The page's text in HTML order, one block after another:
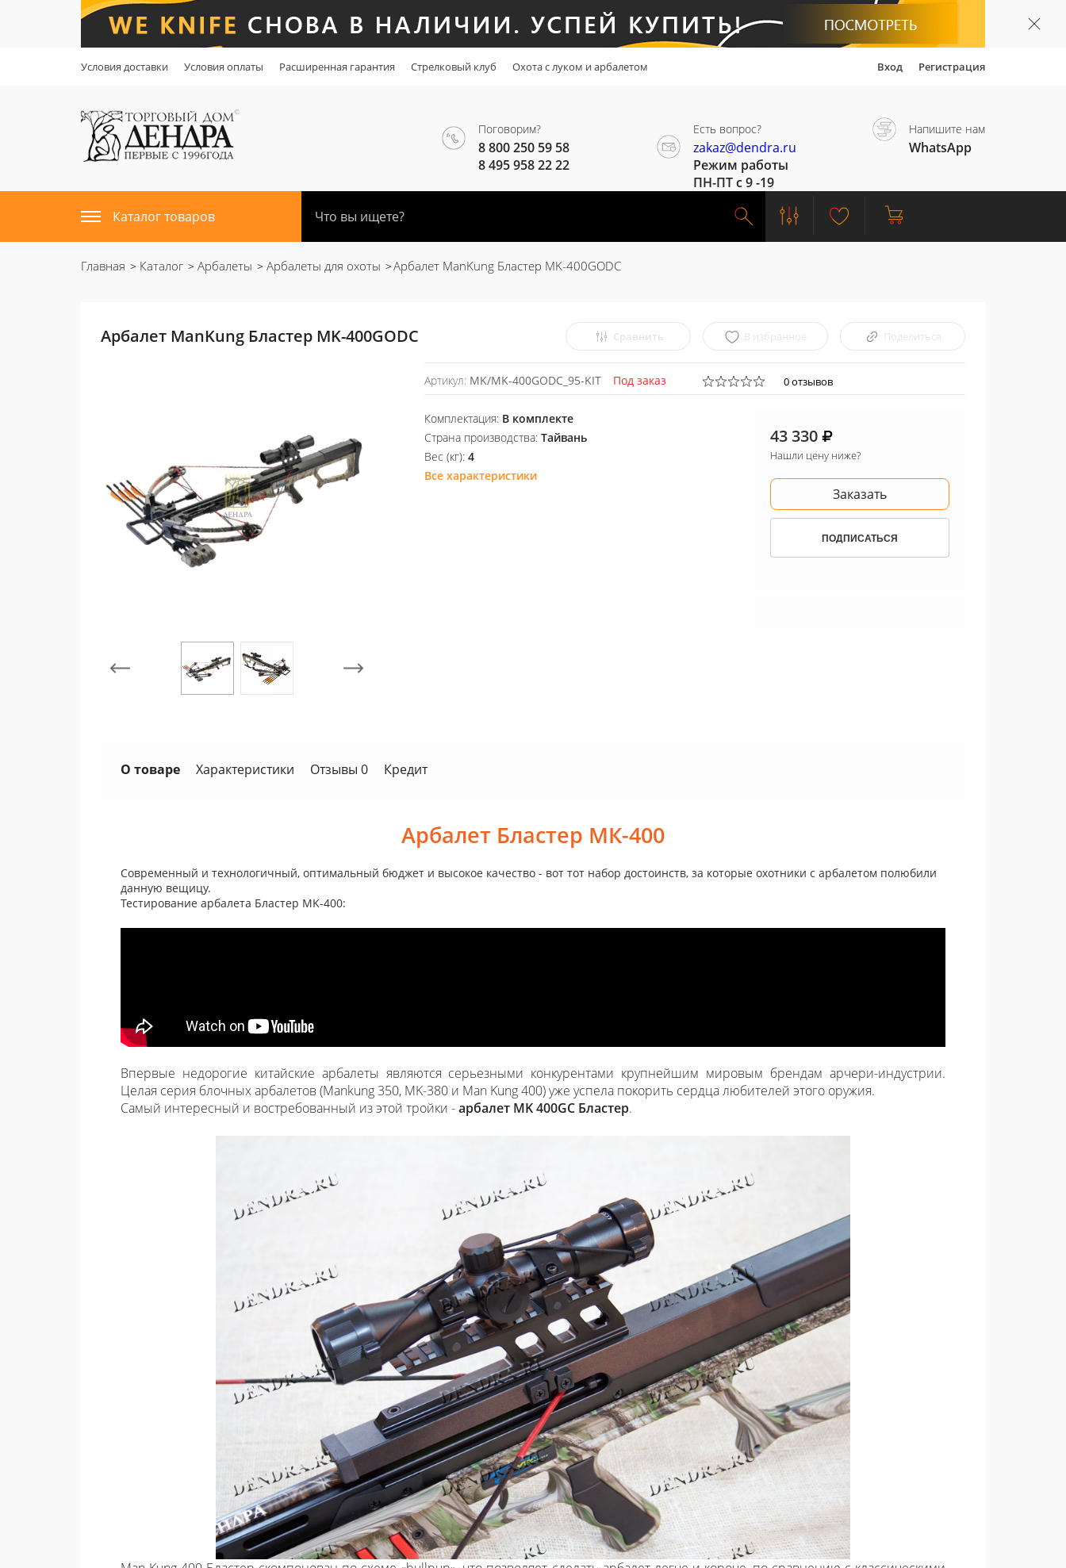
Условия доставки Условия оплаты Расширенная гарантия Стрелковый клуб Охота с луком и арбалетом Вход Регистрация
Поговорим?
8 800 250 59 58
8 495 958 22 22
Есть вопрос?
zakaz@dendra.ru
Режим работы
ПН-ПТ с 9 -19
Напишите нам
WhatsApp
Каталог товаров
Главная Каталог Арбалеты Арбалеты для охоты Арбалет ManKung Бластер MK-400GODC
Арбалет ManKung Бластер MK-400GODC Сравнить В избранное Поделиться
Артикул: MK/MK-400GODC_95-KIT Под заказ 0 отзывов
Комплектация: В комплекте
Страна производства:Тайвань
Вес (кг):4
Все характеристики
43 330
Нашли цену ниже?
Заказать
ПОДПИСАТЬСЯ
О товаре Характеристики Отзывы 0 Кредит
Арбалет Бластер МК-400
Современный и технологичный, оптимальный бюджет и высокое качество - вот тот набор достоинств, за которые охотники с арбалетом полюбили
данную вещицу.
Тестирование арбалета Бластер MK-400:
Впервые недорогие китайские арбалеты являются серьезными конкурентами крупнейшим мировым брендам арчери-индустрии.
Целая серия блочных арбалетов (Mankung 350, MK-380 и Man Kung 400) уже успела покорить сердца любителей этого оружия.
Самый интересный и востребованный из этой тройки -арбалет MK 400GC Бластер.